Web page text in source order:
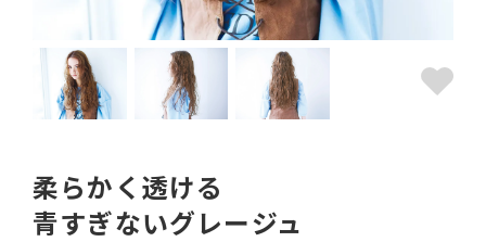
柔らかく透ける
青すぎないグレージュ